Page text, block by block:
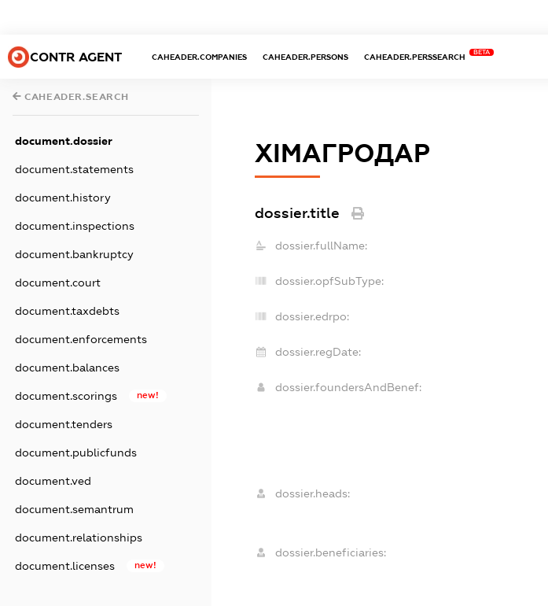
CONTR AGENT CAHEADER.COMPANIES CAHEADER.PERSONS CAHEADER.PERSSEARCH
BETA
CAHEADER.SEARCH
document.dossier
document.statements
document.history
document.inspections
document.bankruptcy
document.court
document.taxdebts
document.enforcements
document.balances
document.scorings new!
document.tenders
document.publicfunds
document.ved
document.semantrum
document.relationships
document.licenses new!
ХІМАГРОДАР
dossier.title
dossier.fullName:
dossier.opfSubType:
dossier.edrpo:
dossier.regDate:
dossier.foundersAndBenef:
dossier.heads:
dossier.beneficiaries: